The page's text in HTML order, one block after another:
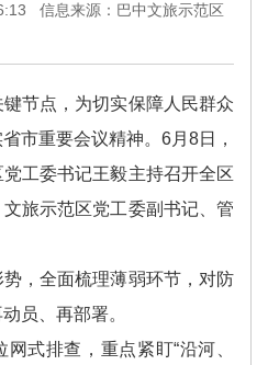
信息来源：巴中文旅示范区
节点，为切实保障人民群众
市重要会议精神。6月8日，
工委书记王毅主持召开全区
旅示范区党工委副书记、管
，全面梳理薄弱环节，对防
员、再部署。
式排查，重点紧盯“沿河、